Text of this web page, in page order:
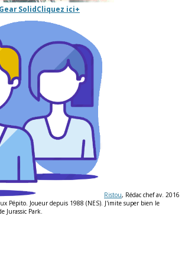
SolidCliquez ici+
Ristou, Rédac chef av. 2016
Pépito. Joueur depuis 1988 (NES). J'imite super bien le
Jurassic Park.